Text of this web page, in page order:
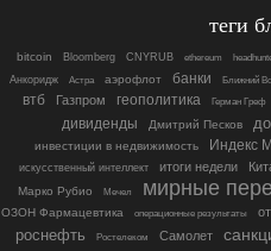
теги
bitcoin Bloomberg CNYRUB ethereum
Анкоридж Астра аэрофлот банки Ближний
втб Газпром геополитика Герман Греф
дивиденды Дмитрий Песков
инвестиции в недвижимость Индекс
искусственный интеллект итоги недели
Марко Рубио Мечел мирные
ОЗОН Фармацевтика операционные результаты
роснефть Ростелеком Самолет